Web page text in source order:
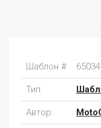
Шаблон # 65034
Тип:
Автор: